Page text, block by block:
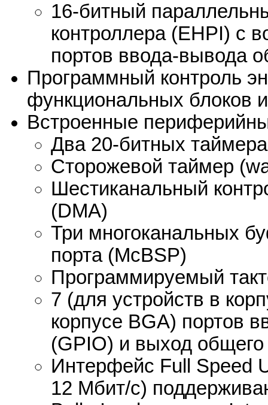
16-битный
контроллера (EHPI) с
портов ввода-вывода
Программный контроль
функциональных блоков
Встроенные
Два 20-битных таймера
Сторожевой таймер
Шестиканальный
(DMA)
Три многоканальных
порта (McBSP)
Программируемый
7 (для устройств в
корпусе BGA) портов
(GPIO) и выход общего
Интерфейс Full Speed
12 Мбит/с)